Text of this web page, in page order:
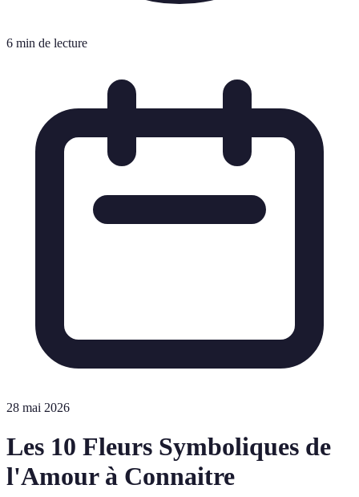
6 min de lecture
28 mai 2026
Les 10 Fleurs Symboliques de
l'Amour à Connaitre